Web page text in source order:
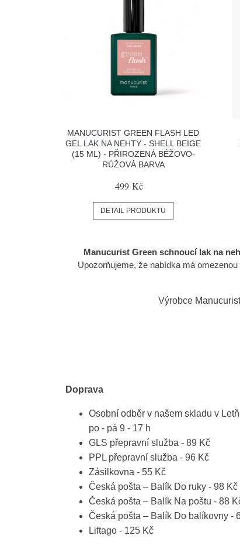
MANUCURIST GREEN FLASH LED
GEL LAK NA NEHTY - SHELL BEIGE
(15 ML) - PŘIROZENÁ BÉŽOVO-
RŮŽOVÁ BARVA
499 Kč
DETAIL PRODUKTU
Manucurist Green schnoucí lak na
Upozorňujeme, že nabídka má
Výrobce Manucurist
Doprava
Osobní odběr v našem skladu v
po - pá 9 - 17 h
GLS přepravní služba - 89 Kč
PPL přepravní služba - 96 Kč
Zásilkovna - 55 Kč
Česká pošta – Balík Do ruky - 98 Kč
Česká pošta – Balík Na poštu - 88
Česká pošta – Balík Do balíkovny -
Liftago - 125 Kč